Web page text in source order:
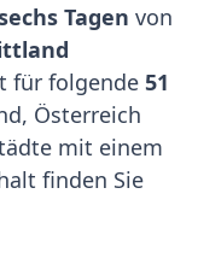
Tagen von
für folgende 51
Österreich
mit einem
finden Sie